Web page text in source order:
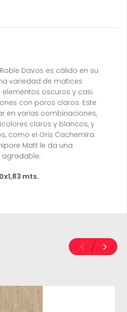
Davos es cálido en su
variedad de matices
oscuros y casi
con poros claros. Este
en varias combinaciones,
claros y blancos, y
como el Gris Cachemira.
Matt le da una
agradable.
mts.